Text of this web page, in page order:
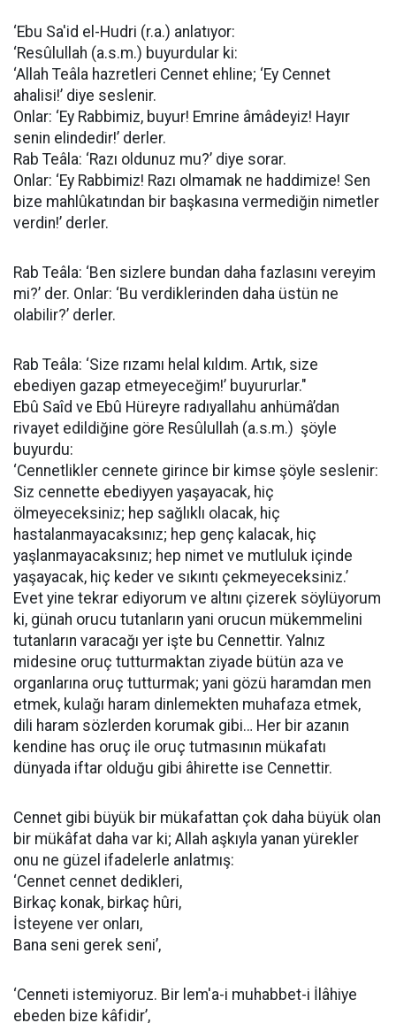
‘Ebu Sa'id el-Hudri (r.a.) anlatıyor:
‘Resûlullah (a.s.m.) buyurdular ki:
‘Allah Teâla hazretleri Cennet ehline; ‘Ey Cennet
ahalisi!’ diye seslenir.
Onlar: ‘Ey Rabbimiz, buyur! Emrine âmâdeyiz! Hayır
senin elindedir!’ derler.
Rab Teâla: ‘Razı oldunuz mu?’ diye sorar.
Onlar: ‘Ey Rabbimiz! Razı olmamak ne haddimize! Sen
bize mahlûkatından bir başkasına vermediğin nimetler
verdin!’ derler.
Rab Teâla: ‘Ben sizlere bundan daha fazlasını vereyim
mi?’ der. Onlar: ‘Bu verdiklerinden daha üstün ne
olabilir?’ derler.
Rab Teâla: ‘Size rızamı helal kıldım. Artık, size
ebediyen gazap etmeyeceğim!’ buyururlar."
Ebû Saîd ve Ebû Hüreyre radıyallahu anhümâ’dan
rivayet edildiğine göre Resûlullah (a.s.m.) şöyle
buyurdu:
‘Cennetlikler cennete girince bir kimse şöyle seslenir:
Siz cennette ebediyyen yaşayacak, hiç
ölmeyeceksiniz; hep sağlıklı olacak, hiç
hastalanmayacaksınız; hep genç kalacak, hiç
yaşlanmayacaksınız; hep nimet ve mutluluk içinde
yaşayacak, hiç keder ve sıkıntı çekmeyeceksiniz.’
Evet yine tekrar ediyorum ve altını çizerek söylüyorum
ki, günah orucu tutanların yani orucun mükemmelini
tutanların varacağı yer işte bu Cennettir. Yalnız
midesine oruç tutturmaktan ziyade bütün aza ve
organlarına oruç tutturmak; yani gözü haramdan men
etmek, kulağı haram dinlemekten muhafaza etmek,
dili haram sözlerden korumak gibi… Her bir azanın
kendine has oruç ile oruç tutmasının mükafatı
dünyada iftar olduğu gibi âhirette ise Cennettir.
Cennet gibi büyük bir mükafattan çok daha büyük olan
bir mükâfat daha var ki; Allah aşkıyla yanan yürekler
onu ne güzel ifadelerle anlatmış:
‘Cennet cennet dedikleri,
Birkaç konak, birkaç hûri,
İsteyene ver onları,
Bana seni gerek seni’,
‘Cenneti istemiyoruz. Bir lem'a-i muhabbet-i İlâhiye
ebeden bize kâfidir’,